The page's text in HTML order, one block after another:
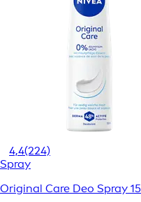
4,4(224)
Spray
Original Care Deo Spray